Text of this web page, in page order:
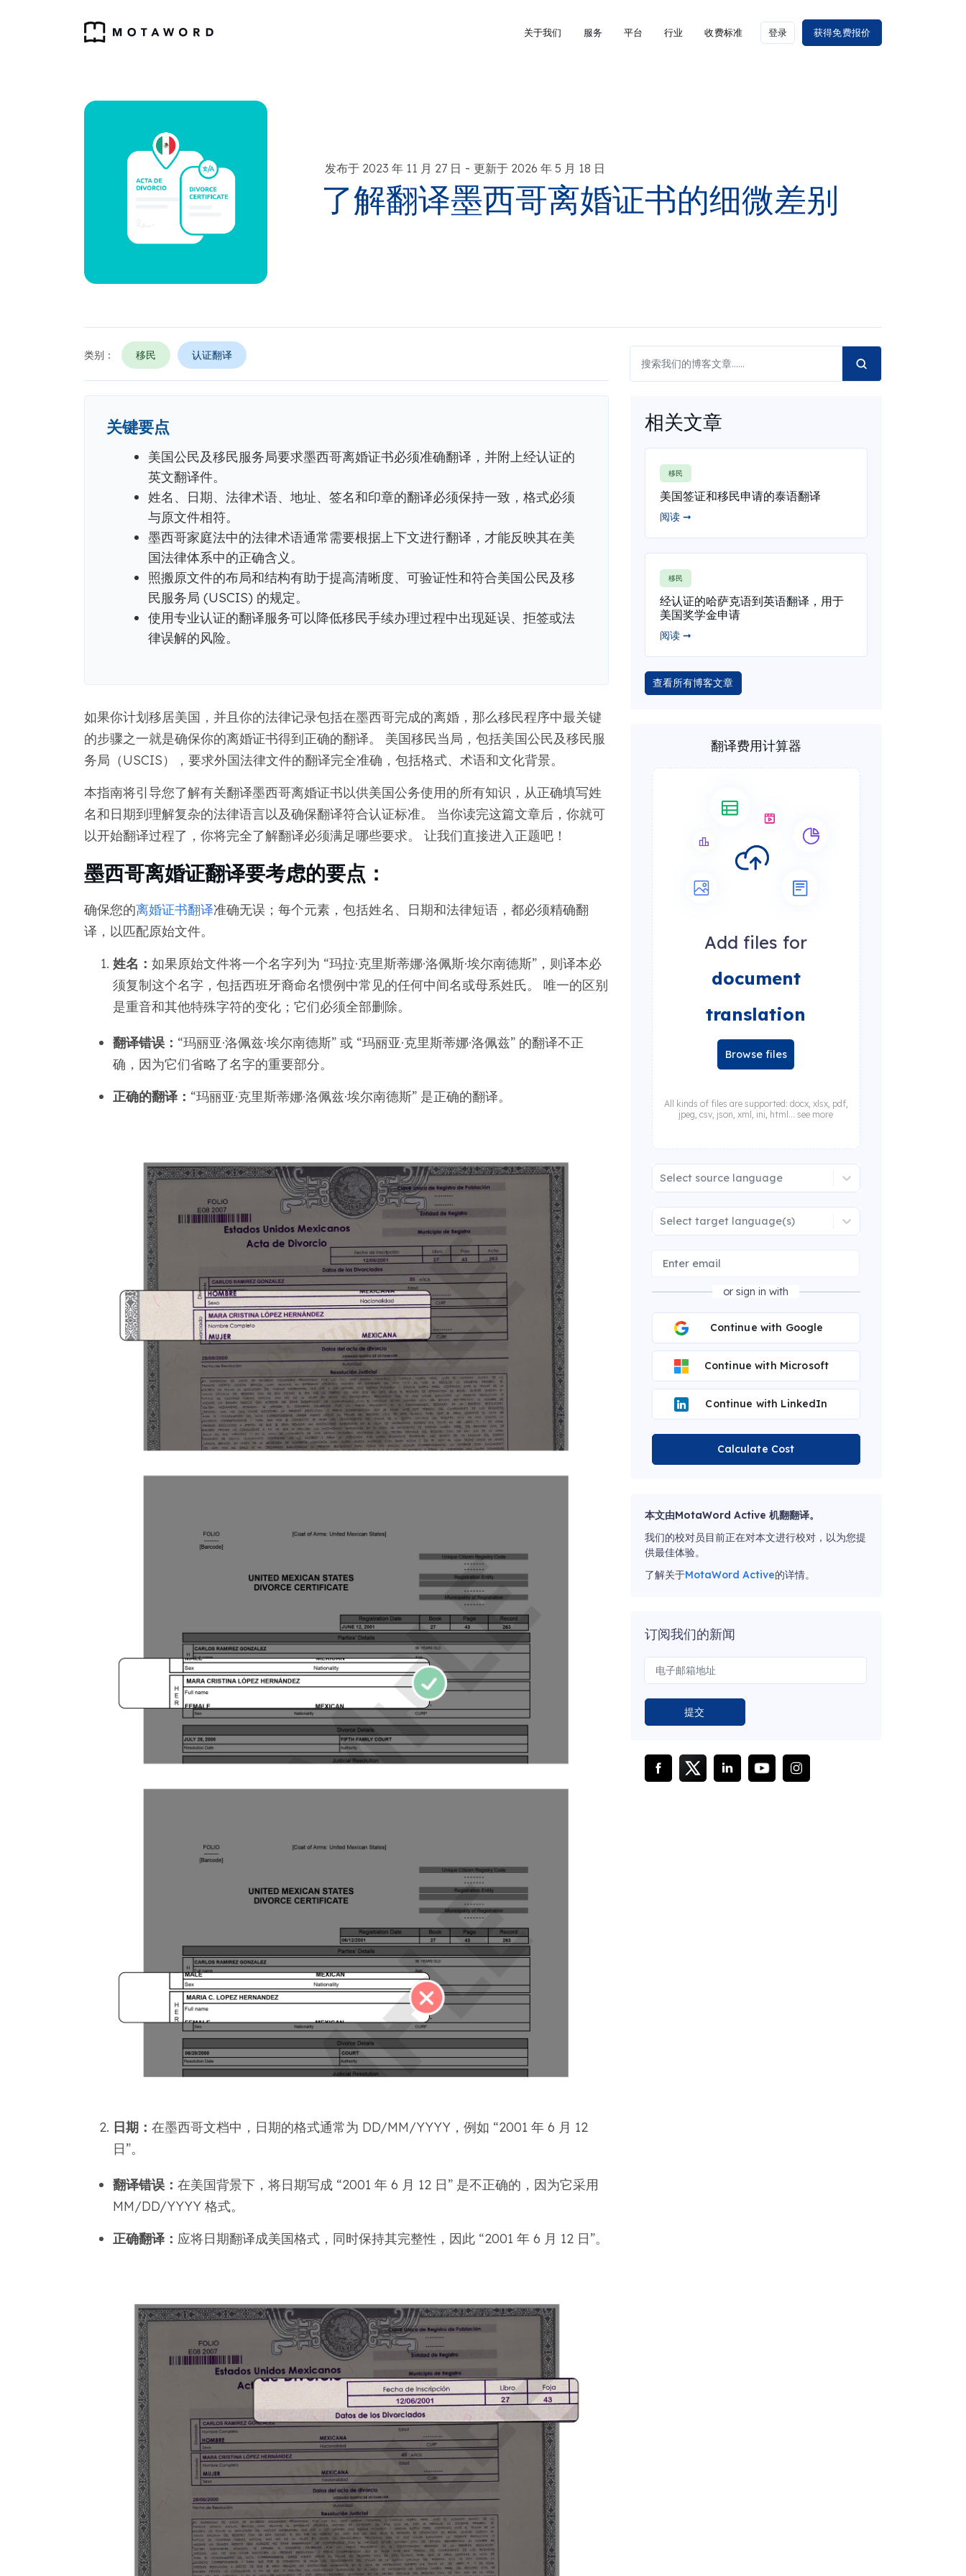
关于我们 服务 平台 行业 收费标准 登录 获得免费报价
发布于 2023 年 11 月 27 日 - 更新于 2026 年 5 月 18 日
了解翻译墨西哥离婚证书的细微差别
类别： 移民 认证翻译
关键要点
美国公民及移民服务局要求墨西哥离婚证书必须准确翻译，并附上经认证的
英文翻译件。
姓名、日期、法律术语、地址、签名和印章的翻译必须保持一致，格式必须
与原文件相符。
墨西哥家庭法中的法律术语通常需要根据上下文进行翻译，才能反映其在美
国法律体系中的正确含义。
照搬原文件的布局和结构有助于提高清晰度、可验证性和符合美国公民及移
民服务局 (USCIS) 的规定。
使用专业认证的翻译服务可以降低移民手续办理过程中出现延误、拒签或法
律误解的风险。
如果你计划移居美国，并且你的法律记录包括在墨西哥完成的离婚，那么移民程序中最关键
的步骤之一就是确保你的离婚证书得到正确的翻译。 美国移民当局，包括美国公民及移民服
务局（USCIS），要求外国法律文件的翻译完全准确，包括格式、术语和文化背景。
本指南将引导您了解有关翻译墨西哥离婚证书以供美国公务使用的所有知识，从正确填写姓
名和日期到理解复杂的法律语言以及确保翻译符合认证标准。 当你读完这篇文章后，你就可
以开始翻译过程了，你将完全了解翻译必须满足哪些要求。 让我们直接进入正题吧！
墨西哥离婚证翻译要考虑的要点：
确保您的离婚证书翻译准确无误；每个元素，包括姓名、日期和法律短语，都必须精确翻
译，以匹配原始文件。
姓名： 如果原始文件将一个名字列为 “玛拉·克里斯蒂娜·洛佩斯·埃尔南德斯”，则译本必
须复制这个名字，包括西班牙裔命名惯例中常见的任何中间名或母系姓氏。 唯一的区别
是重音和其他特殊字符的变化；它们必须全部删除。
翻译错误： “玛丽亚·洛佩兹·埃尔南德斯” 或 “玛丽亚·克里斯蒂娜·洛佩兹” 的翻译不正
确，因为它们省略了名字的重要部分。
正确的翻译： “玛丽亚·克里斯蒂娜·洛佩兹·埃尔南德斯” 是正确的翻译。
日期： 在墨西哥文档中，日期的格式通常为 DD/MM/YYYY，例如 “2001 年 6 月 12
日”。
翻译错误： 在美国背景下，将日期写成 “2001 年 6 月 12 日” 是不正确的，因为它采用
MM/DD/YYYY 格式。
正确翻译： 应将日期翻译成美国格式，同时保持其完整性，因此 “2001 年 6 月 12 日”。
相关文章
移民
美国签证和移民申请的泰语翻译
阅读 ➞
移民
经认证的哈萨克语到英语翻译，用于
美国奖学金申请
阅读 ➞
查看所有博客文章
翻译费用计算器
Add files for
document
translation
Browse files
All kinds of files are supported: docx, xlsx, pdf,
jpeg, csv, json, xml, ini, html... see more
Select source language
Select target language(s)
or sign in with
Continue with Google
Continue with Microsoft
Continue with LinkedIn
Calculate Cost
本文由MotaWord Active 机翻翻译。
我们的校对员目前正在对本文进行校对，以为您提
供最佳体验。
了解关于MotaWord Active的详情。
订阅我们的新闻
提交